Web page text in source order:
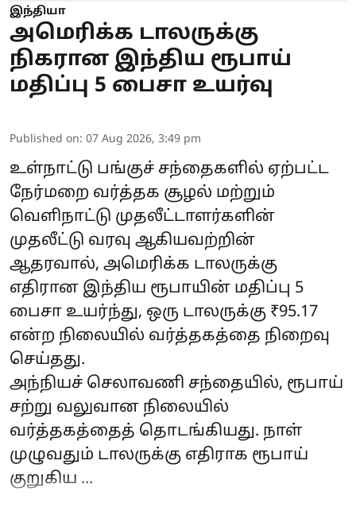
இந்தியா
அமெரிக்க டாலருக்கு
நிகரான இந்திய ரூபாய்
மதிப்பு 5 பைசா உயர்வு
Published on: 07 Aug 2026, 3:49 pm
உள்நாட்டு பங்குச் சந்தைகளில் ஏற்பட்ட
நேர்மறை வர்த்தக சூழல் மற்றும்
வெளிநாட்டு முதலீட்டாளர்களின்
முதலீட்டு வரவு ஆகியவற்றின்
ஆதரவால், அமெரிக்க டாலருக்கு
எதிரான இந்திய ரூபாயின் மதிப்பு 5
பைசா உயர்ந்து, ஒரு டாலருக்கு ₹95.17
என்ற நிலையில் வர்த்தகத்தை நிறைவு
செய்தது.
அந்நியச் செலாவணி சந்தையில், ரூபாய்
சற்று வலுவான நிலையில்
வர்த்தகத்தைத் தொடங்கியது. நாள்
முழுவதும் டாலருக்கு எதிராக ரூபாய்
குறுகிய ...